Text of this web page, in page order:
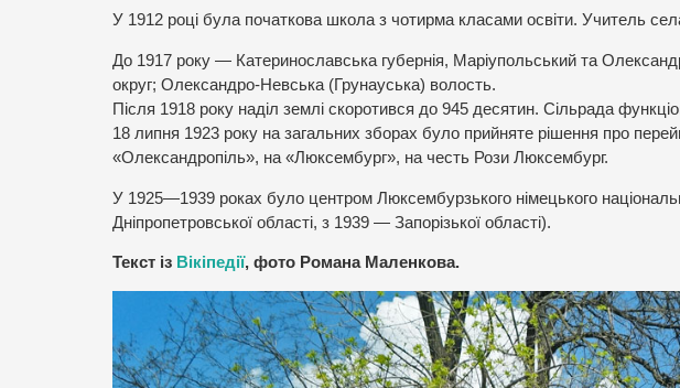
У 1912 році була початкова школа з чотирма класами освіти. Учитель
До 1917 року — Катеринославська губернія, Маріупольський та
округ; Олександро-Невська (Грунауська) волость.
Після 1918 року наділ землі скоротився до 945 десятин. Сільрада
18 липня 1923 року на загальних зборах було прийняте рішення про
«Олександропіль», на «Люксембург», на честь Рози Люксембург.
У 1925—1939 роках було центром Люксембурзького німецького
Дніпропетровської області, з 1939 — Запорізької області).
Текст із Вікіпедії, фото Романа Маленкова.